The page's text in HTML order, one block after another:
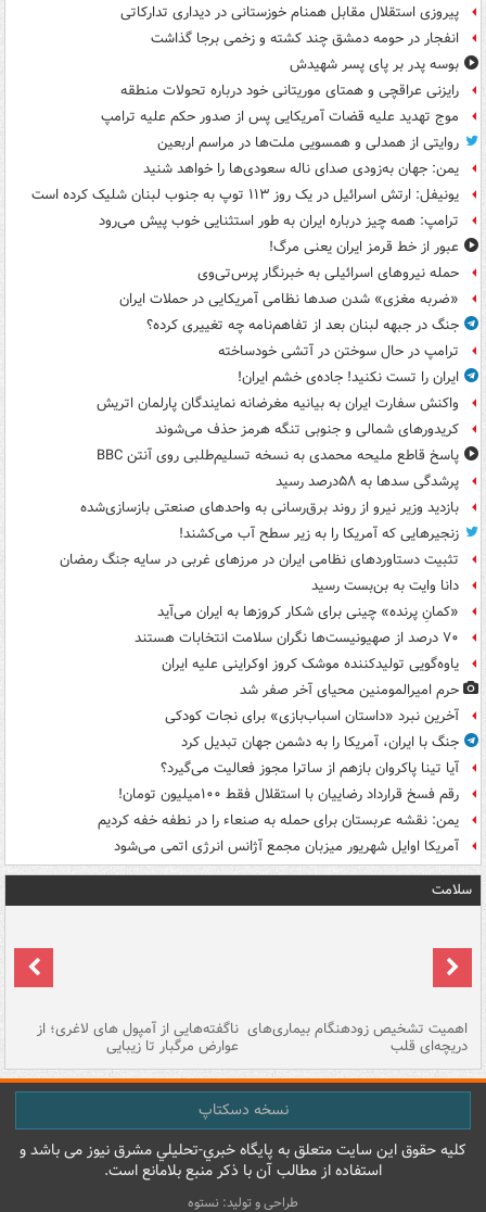
پیروزی استقلال مقابل همنام خوزستانی در دیداری تدارکاتی
انفجار در حومه دمشق چند کشته و زخمی برجا گذاشت
بوسه‌ پدر بر پای پسر شهیدش
رایزنی عراقچی و همتای موریتانی خود درباره تحولات منطقه
موج تهدید علیه قضات آمریکایی پس از صدور حکم علیه ترامپ
روایتی از همدلی و همسویی ملت‌ها در مراسم اربعین
یمن: جهان به‌زودی صدای ناله سعودی‌ها را خواهد شنید
یونیفل: ارتش اسرائیل در یک روز ۱۱۳ توپ به جنوب لبنان شلیک کرده است
ترامپ: همه چیز درباره ایران به طور استثنایی خوب پیش می‌رود
عبور از خط قرمز ایران یعنی مرگ!
حمله نیروهای اسرائیلی به خبرنگار پرس‌تی‌وی
«ضربه مغزی» شدن صدها نظامی آمریکایی در حملات ایران
جنگ در جبهه لبنان بعد از تفاهم‌نامه چه تغییری کرده؟
ترامپ در حال سوختن در آتشی خودساخته
ایران را تست نکنید! جاده‌ی خشم ایران!
واکنش سفارت ایران به بیانیه مغرضانه نمایندگان پارلمان اتریش
کریدورهای شمالی و جنوبی تنگه هرمز حذف می‌شوند
پاسخ قاطع ملیحه محمدی به نسخه تسلیم‌طلبی روی آنتن BBC
پرشدگی سدها به ۵۸درصد رسید
بازدید وزیر نیرو از روند برق‌رسانی به واحدهای صنعتی بازسازی‌شده
زنجیرهایی که آمریکا را به زیر سطح آب می‌کشند!
تثبیت دستاوردهای نظامی ایران در مرزهای غربی در سایه جنگ رمضان
دانا وایت به بن‌بست رسید
«کمانِ پرنده» چینی برای شکار کروزها به ایران می‌آید
۷۰ درصد از صهیونیست‌ها نگران سلامت انتخابات هستند
یاوه‌گویی تولیدکننده موشک کروز اوکراینی علیه ایران
حرم امیرالمومنین محیای آخر صفر شد
آخرین نبرد «داستان اسباب‌بازی» برای نجات کودکی
جنگ با ایران، آمریکا را به دشمن جهان تبدیل کرد
آیا تینا پاکروان بازهم از ساترا مجوز فعالیت می‌گیرد؟
رقم فسخ قرارداد رضاییان با استقلال فقط ۱۰۰میلیون تومان!
یمن: نقشه عربستان برای حمله به صنعاء را در نطفه خفه کردیم
آمریکا اوایل شهریور میزبان مجمع آژانس انرژی اتمی می‌شود
سلامت
اهمیت تشخیص زودهنگام بیماری‌های
دریچه‌ای قلب
ناگفته‌هایی از آمپول های لاغری؛ از
عوارض مرگبار تا زیبایی
نسخه دسکتاپ
کليه حقوق اين سايت متعلق به پایگاه خبري-تحليلي مشرق نيوز می باشد و
استفاده از مطالب آن با ذکر منبع بلامانع است.
طراحی و تولید: نستوه